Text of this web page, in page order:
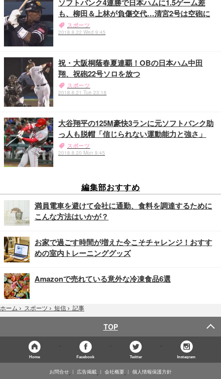
ソフトバンク4連勝で日本ハムに1.5ゲーム差
も、柳田＆上林が負傷交代…清宮2号は空砲に
スポーツ
2018.8.22 Wed 9:45
祝・大阪桐蔭春夏連覇！OBの日本ハム中田
翔、祝砲22号ソロを放つ
スポーツ
2018.8.21 Tue 23:18
大谷翔平の125M豪快3ランに元ソフトバンク助
っ人も脱帽「信じられない運動能力と強さ」
スポーツ
2018.8.20 Mon 9:45
編集部おすすめ
満員電車を避けて会社に通勤、食料を調達するために
こんな方法はいかが？
お家で過ごす時間が増えた今こそチャレンジ！おすす
めの室内トレーニンググッズ
Amazonで売れている意外な冷凍食品6選
ホーム › スポーツ › 短信 › 記事
TOP
Home Facebook Twitter Instagram
お問合せ 広告掲載 会社概要 個人情報保護方針